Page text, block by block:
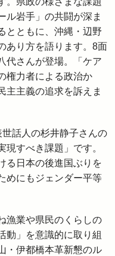
ル岩手」の共闘が深ま
とともに、沖縄・辺野
あり方を語ります。8面
代さんが登場。「ケア
権力者による政治か
主主義の追求を訴えま
話人の杉井静子さんの
すべき課題」です。
る日本の後進国ぶりを
めにもジェンダー平等
漁業や県民のくらしの
動」を意識的に取り組
・伊都橋本革新懇のル